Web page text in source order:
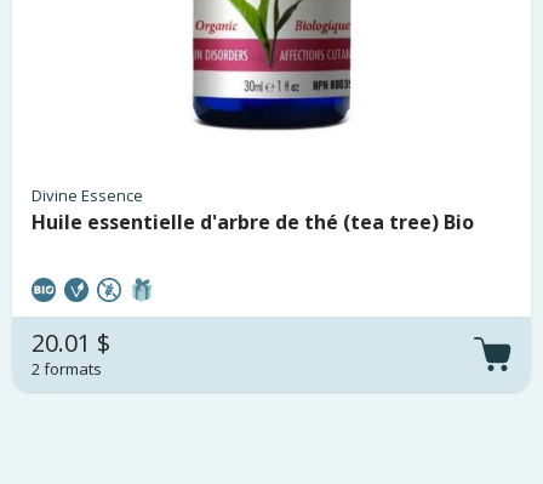
Divine Essence
Huile essentielle d'arbre de thé (tea tree) Bio
20.01 $
2 formats